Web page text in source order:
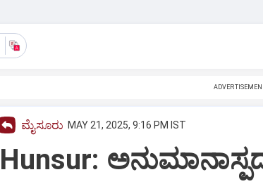
ಮೈಸೂರು MAY 21, 2025, 9:16 PM IST
Hunsur: